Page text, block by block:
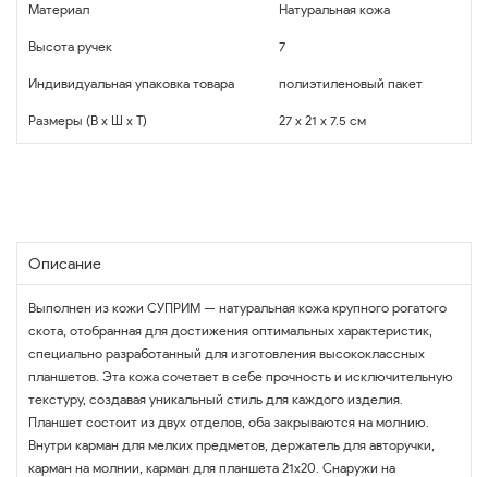
Материал Натуральная кожа
Высота ручек 7
Индивидуальная упаковка товара полиэтиленовый пакет
Размеры (В x Ш x Т) 27 x 21 x 7.5 см
Описание
Выполнен из кожи СУПРИМ — натуральная кожа крупного рогатого
скота, отобранная для достижения оптимальных характеристик,
специально разработанный для изготовления высококлассных
планшетов. Эта кожа сочетает в себе прочность и исключительную
текстуру, создавая уникальный стиль для каждого изделия.
Планшет состоит из двух отделов, оба закрываются на молнию.
Внутри карман для мелких предметов, держатель для авторучки,
карман на молнии, карман для планшета 21х20. Снаружи на